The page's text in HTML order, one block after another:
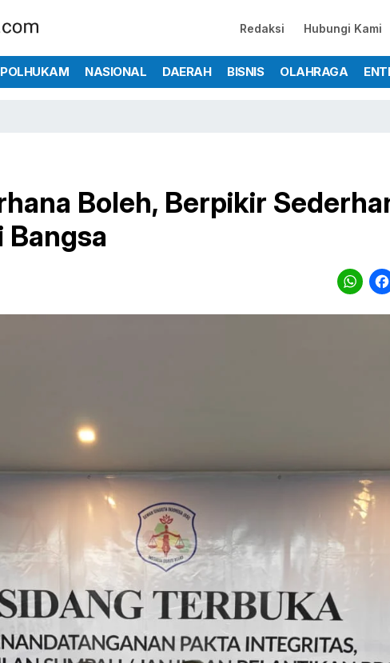
Redaksi Hubungi Kami
POLHUKAM NASIONAL DAERAH BISNIS OLAHRAGA
Boleh, Berpikir
Bangsa